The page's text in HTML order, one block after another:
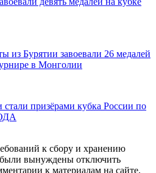
из Бурятии завоевали 26 медалей
в Монголии
призёрами кубка России по
к сбору и хранению
вынуждены отключить
к материалам на сайте.